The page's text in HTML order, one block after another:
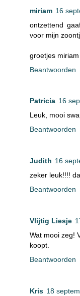
miriam 16
ontzettend
voor mijn
groetjes miriam
Beantwoorden
Patricia 16
Leuk, mooi
Beantwoorden
Judith 16
zeker leuk!!!!
Beantwoorden
Vlijtig Liesje
Wat mooi zeg!
koopt.
Beantwoorden
Kris 18